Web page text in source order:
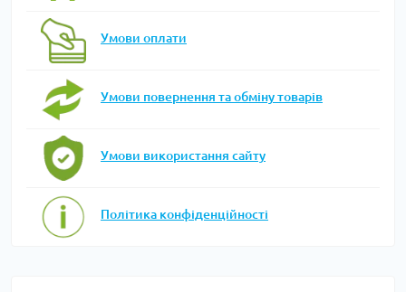
Умови оплати
Умови повернення та обміну товарів
Умови використання сайту
Політика конфіденційності